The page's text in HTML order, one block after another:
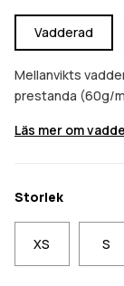
Vadderad
Mellanvikts
prestanda (60g/
Läs mer om
Storlek
XS S